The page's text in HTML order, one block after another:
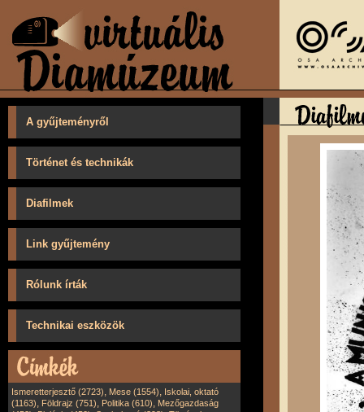
A gyűjteményről
Történet és technikák
Diafilmek
Link gyűjtemény
Rólunk írták
Technikai eszközök
Ismeretterjesztő (2723), Mese (1554), Iskolai, oktató
(1163), Földrajz (751), Politika (610), Mezőgazdaság